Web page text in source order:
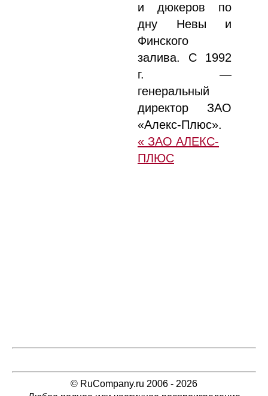
и дюкеров по
дну Невы и
Финского
залива. С 1992
г. —
генеральный
директор ЗАО
«Алекс-Плюс».
« ЗАО АЛЕКС-
ПЛЮС
© RuCompany.ru 2006 - 2026